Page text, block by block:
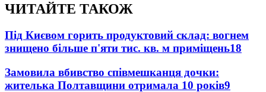
ЧИТАЙТЕ ТАКОЖ
Під Києвом горить продуктовий склад: вогнем
знищено більше п'яти тис. кв. м приміщень18
Замовила вбивство співмешканця дочки:
жителька Полтавщини отримала 10 років9